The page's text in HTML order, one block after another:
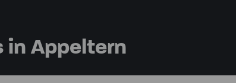
in Appeltern